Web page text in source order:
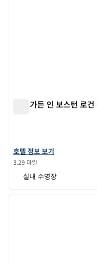
힐튼 가든 인 보스턴 로
힐튼 가든 인 보스턴 로건 에
호텔 정보 보기
3.29 마일
실내 수영장
1/12
이전 이미지